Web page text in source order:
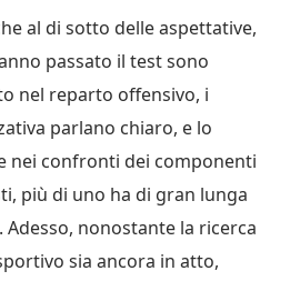
al di sotto delle aspettative,
passato il test sono
nel reparto offensivo, i
parlano chiaro, e lo
nei confronti dei componenti
più di uno ha di gran lunga
nonostante la ricerca
sia ancora in atto,